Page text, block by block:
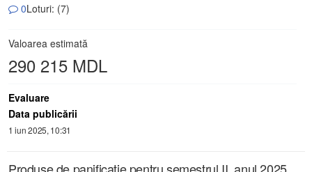
0Loturi: (7)
Valoarea estimată
290 215 MDL
Evaluare
Data publicării
1 iun 2025, 10:31
Produse de panificație pentru semestrul II, anul 2025